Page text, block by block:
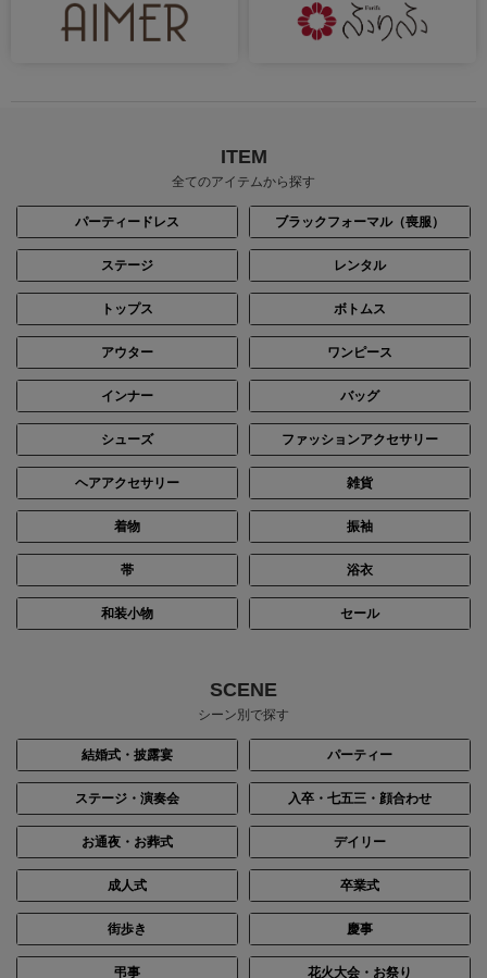
ITEM
全てのアイテムから探す
パーティードレス ブラックフォーマル（喪服）
ステージ レンタル
トップス ボトムス
アウター ワンピース
インナー バッグ
シューズ ファッションアクセサリー
ヘアアクセサリー 雑貨
着物 振袖
帯 浴衣
和装小物 セール
SCENE
シーン別で探す
結婚式・披露宴 パーティー
ステージ・演奏会 入卒・七五三・顔合わせ
お通夜・お葬式 デイリー
成人式 卒業式
街歩き 慶事
弔事 花火大会・お祭り